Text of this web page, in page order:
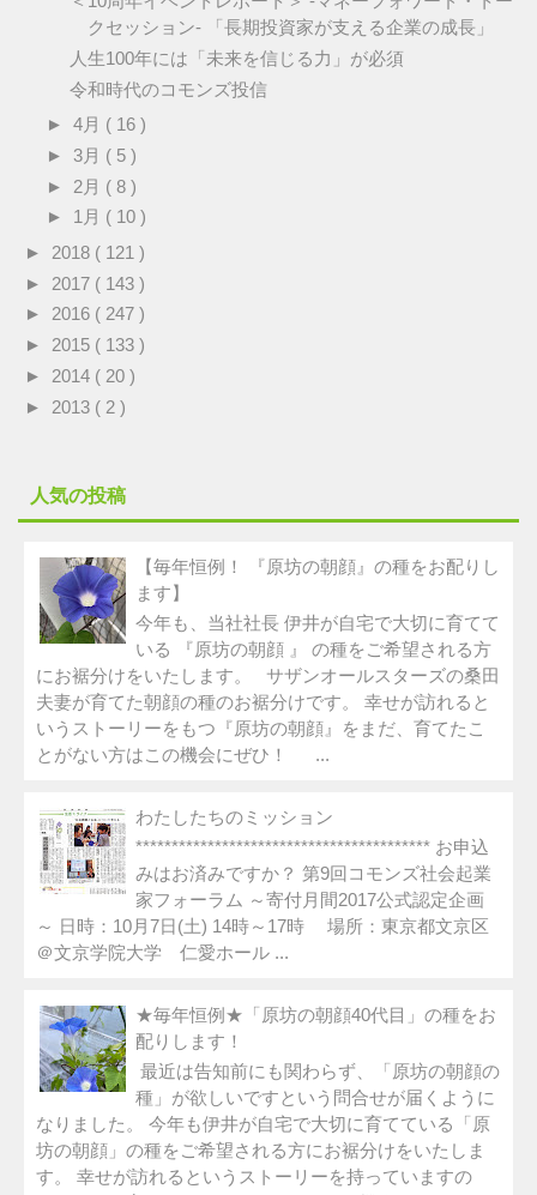
クセッション- 「長期投資家が支える企業の成長」
人生100年には「未来を信じる力」が必須
令和時代のコモンズ投信
► 4月 ( 16 )
► 3月 ( 5 )
► 2月 ( 8 )
► 1月 ( 10 )
► 2018 ( 121 )
► 2017 ( 143 )
► 2016 ( 247 )
► 2015 ( 133 )
► 2014 ( 20 )
► 2013 ( 2 )
人気の投稿
【毎年恒例！ 『原坊の朝顔』の種をお配りし
ます】
今年も、当社社長 伊井が自宅で大切に育てて
いる 『原坊の朝顔 』 の種をご希望される方
にお裾分けをいたします。 サザンオールスターズの桑田
夫妻が育てた朝顔の種のお裾分けです。 幸せが訪れると
いうストーリーをもつ『原坊の朝顔』をまだ、育てたこ
とがない方はこの機会にぜひ！ ...
わたしたちのミッション
***************************************** お申込
みはお済みですか？ 第9回コモンズ社会起業
家フォーラム ～寄付月間2017公式認定企画
～ 日時：10月7日(土) 14時～17時 場所：東京都文京区
＠文京学院大学 仁愛ホール ...
★毎年恒例★「原坊の朝顔40代目」の種をお
配りします！
最近は告知前にも関わらず、「原坊の朝顔の
種」が欲しいですという問合せが届くように
なりました。 今年も伊井が自宅で大切に育てている「原
坊の朝顔」の種をご希望される方にお裾分けをいたしま
す。 幸せが訪れるというストーリーを持っていますの